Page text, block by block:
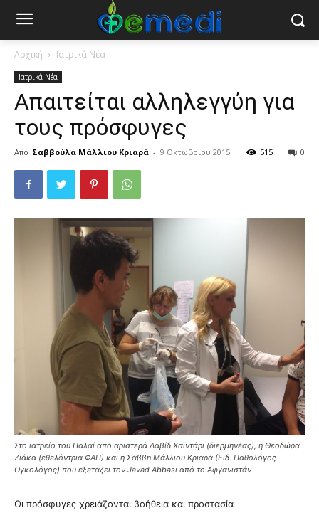
Αρχική Ιατρικά Νέα
Ιατρικά Νέα
Απαιτείται αλληλεγγύη για
τους πρόσφυγες
Από Σαββούλα Μάλλιου Κριαρά - 9 Οκτωβρίου 2015 0
515
Στο ιατρείο του Παλαί από αριστερά Δαβίδ Χαϊντάρι (διερμηνέας), η Θεοδώρα
Ζιάκα (εθελόντρια ΦΑΠ) και η Σάββη Μάλλιου Κριαρά (Ειδ. Παθολόγος
Ογκολόγος) που εξετάζει τον Javad Abbasi από το Αφγανιστάν
Οι πρόσφυγες χρειάζονται βοήθεια και προστασία